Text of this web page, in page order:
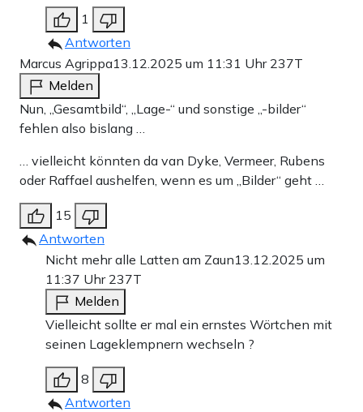
1
Antworten
Marcus Agrippa13.12.2025 um 11:31 Uhr 237T
Melden
Nun, „Gesamtbild“, „Lage-“ und sonstige „-bilder“
fehlen also bislang …
… vielleicht könnten da van Dyke, Vermeer, Rubens
oder Raffael aushelfen, wenn es um „Bilder“ geht …
15
Antworten
Nicht mehr alle Latten am Zaun13.12.2025 um
11:37 Uhr 237T
Melden
Vielleicht sollte er mal ein ernstes Wörtchen mit
seinen Lageklempnern wechseln ?
8
Antworten